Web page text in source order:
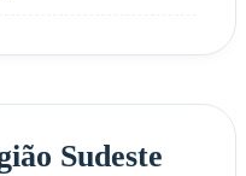
Sudeste